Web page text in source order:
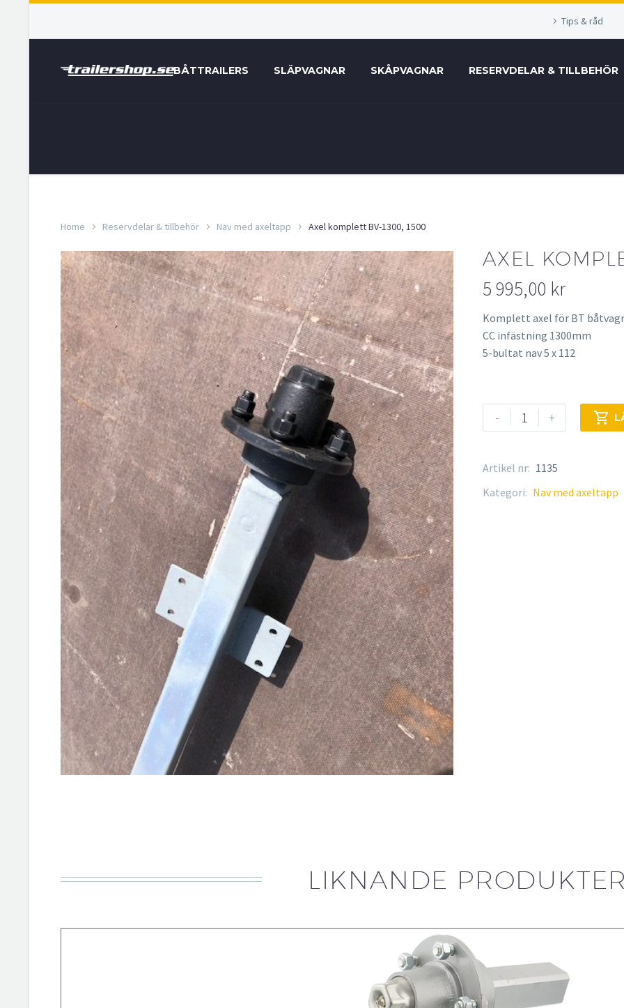
Tips & råd
BÅTTRAILERS SLÄPVAGNAR SKÅPVAGNAR RESERVDELAR & TILLBEHÖR
Home Reservdelar & tillbehör Nav med axeltapp Axel komplett BV-1300, 1500
AXEL
5 995,00 kr
Komplett axel för BT
CC infästning 1300mm
5-bultat nav 5 x 112
-
komplett
1300,
mängd
+ 
Artikel nr: 1135
Kategori: Nav med axeltapp
LIKNANDE